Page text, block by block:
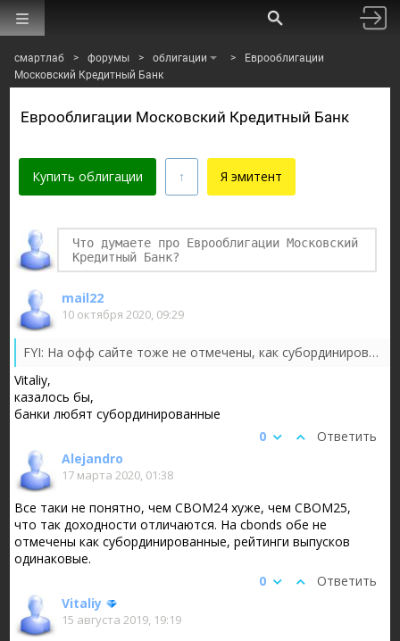
смартлаб > форумы > облигации >
Еврооблигации
Московский Кредитный Банк
Еврооблигации Московский Кредитный Банк
Купить облигации
Финаме
Я эмитент
mail22
10 октября 2020, 09:29
FYI: На офф сайте тоже не отмечены, как субординированные
Vitaliy,
казалось бы,
банки любят субординированные
Ответить
0
Alejandro
17 марта 2020, 01:38
Все таки не понятно, чем CBOM24 хуже, чем CBOM25,
что так доходности отличаются. На cbonds обе не
отмечены как субординированные, рейтинги выпусков
одинаковые.
Ответить
0
Vitaliy
15 августа 2019, 19:19